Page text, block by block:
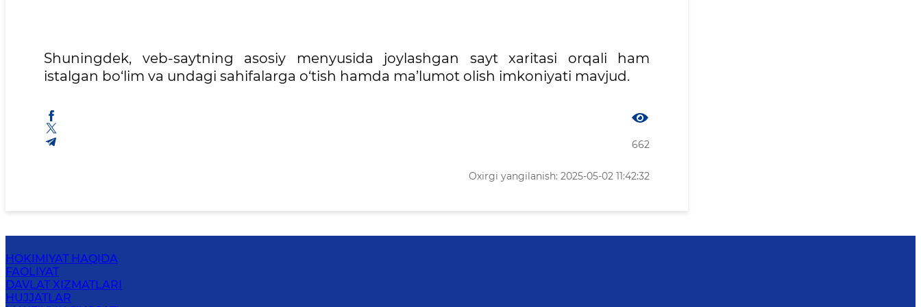
Shuningdek, veb-saytning asosiy menyusida joylashgan sayt xaritasi orqali ham
istalgan bo‘lim va undagi sahifalarga o‘tish hamda ma’lumot olish imkoniyati mavjud.
662
Oxirgi yangilanish: 2025-05-02 11:42:32
HOKIMIYAT HAQIDA
FAOLIYAT
DAVLAT XIZMATLARI
HUJJATLAR